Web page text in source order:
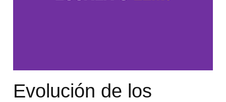
Evolución de los